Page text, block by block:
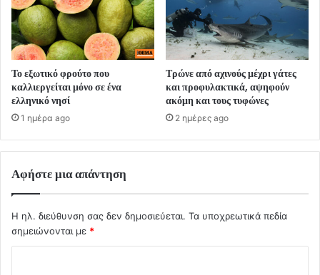
Το εξωτικό φρούτο που
καλλιεργείται μόνο σε ένα
ελληνικό νησί
1 ημέρα ago
Τρώνε από αχινούς μέχρι γάτες
και προφυλακτικά, αψηφούν
ακόμη και τους τυφώνες
2 ημέρες ago
Αφήστε μια απάντηση
Η ηλ. διεύθυνση σας δεν δημοσιεύεται. Τα υποχρεωτικά πεδία
σημειώνονται με *